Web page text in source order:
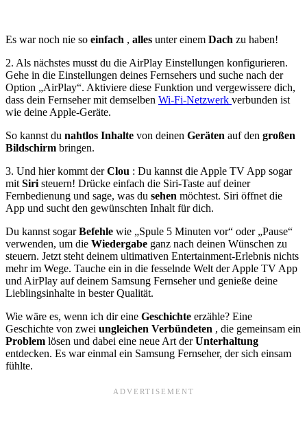
Es war noch nie so einfach , alles unter einem Dach zu haben!
2. Als nächstes musst du die AirPlay Einstellungen konfigurieren.
Gehe in die Einstellungen deines Fernsehers und suche nach der
Option „AirPlay“. Aktiviere diese Funktion und vergewissere dich,
dass dein Fernseher mit demselben Wi-Fi-Netzwerk verbunden ist
wie deine Apple-Geräte.
So kannst du nahtlos Inhalte von deinen Geräten auf den großen
Bildschirm bringen.
3. Und hier kommt derClou : Du kannst die Apple TV App sogar
mit Siri steuern! Drücke einfach die Siri-Taste auf deiner
Fernbedienung und sage, was du sehen möchtest. Siri öffnet die
App und sucht den gewünschten Inhalt für dich.
Du kannst sogarBefehle wie „Spule 5 Minuten vor“ oder „Pause“
verwenden, um die Wiedergabe ganz nach deinen Wünschen zu
steuern. Jetzt steht deinem ultimativen Entertainment-Erlebnis nichts
mehr im Wege. Tauche ein in die fesselnde Welt der Apple TV App
und AirPlay auf deinem Samsung Fernseher und genieße deine
Lieblingsinhalte in bester Qualität.
Wie wäre es, wenn ich dir eine Geschichte erzähle? Eine
Geschichte von zwei ungleichen Verbündeten , die gemeinsam ein
Problem lösen und dabei eine neue Art derUnterhaltung
entdecken. Es war einmal ein Samsung Fernseher, der sich einsam
fühlte.